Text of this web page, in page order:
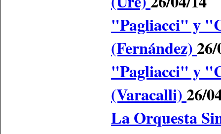
"Pagliacci" y
(Fernández)
"Pagliacci" y
(Varacalli)26/
La Orquesta